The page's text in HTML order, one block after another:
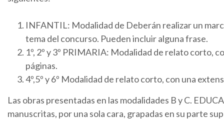
INFANTIL: Modalidad de Deberán realizar un
tema del concurso. Pueden incluir alguna frase.
1º, 2º y 3º PRIMARIA: Modalidad de relato corto,
páginas.
4º,5º y 6º Modalidad de relato corto, con una
Las obras presentadas en las modalidades B y C.
manuscritas, por una sola cara, grapadas en su parte